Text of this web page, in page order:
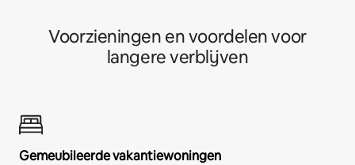
Voorzieningen en voordelen voor
langere verblijven
Gemeubileerde vakantiewoningen